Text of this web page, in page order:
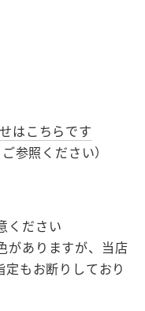
はこちらです
ご参照ください）
ください
がありますが、当店
もお断りしており